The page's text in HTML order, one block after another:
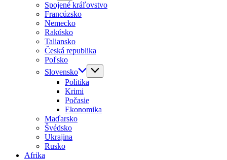
Spojené kráľovstvo
Francúzsko
Nemecko
Rakúsko
Taliansko
Česká republika
Poľsko
Slovensko
Politika
Krimi
Počasie
Ekonomika
Maďarsko
Švédsko
Ukrajina
Rusko
Afrika